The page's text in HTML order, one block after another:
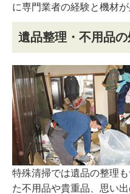
に専門業者の経験と機材が
遺品整理・不用品
特殊清掃では遺品の整理
た不用品や貴重品、思い